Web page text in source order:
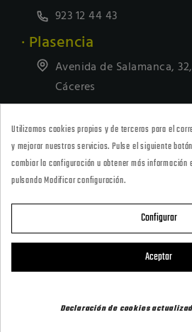
923 12 44 43
· Plasencia
Avenida de Salamanca,
Cáceres
· Tienda Online
CATEGORÍAS
Utilizamos cookies propias y de terceros para el
y mejorar nuestros servicios. Pulse el siguiente
cambiar la configuración u obtener más información
pulsando Modificar configuración.
Configurar
Aceptar
Declaración de cookies